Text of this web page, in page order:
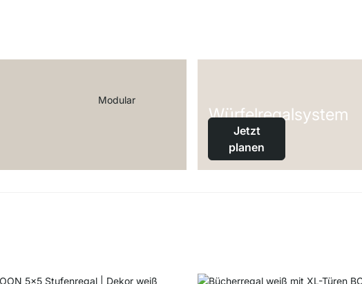
Modular
Würfelregalsystem
Jetzt
planen